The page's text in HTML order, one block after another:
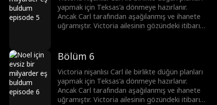
prestijli Savage Grup'un Ceo'sudur. Simon ile
Teksas'a döndükten sonra Victoria kibirli eski
nişanlısı Carl ile karşılaşır. Bu kez kaybettiği
yapmak için Teksas'a dönmeye hazırlanır.
Ancak Carl tarafından aşağılanmış ve ihanete
uğramıştır. Victoria ailesinin gözündeki itibarını
Ancak Victoria Simon'un sıradan bir evsiz
olmadığını bilmiyordur. O hem yakışıklı, çekici
bir milyarder hem de ülkenin bir numaralı
prestijli Savage Grup'un Ceo'sudur. Simon ile
Teksas'a döndükten sonra Victoria kibirli eski
nişanlısı Carl ile karşılaşır. Bu kez kaybettiği
Bölüm 6
Victoria nişanlısı Carl ile birlikte düğün planları
yapmak için Teksas'a dönmeye hazırlanır.
Ancak Carl tarafından aşağılanmış ve ihanete
uğramıştır. Victoria ailesinin gözündeki itibarını